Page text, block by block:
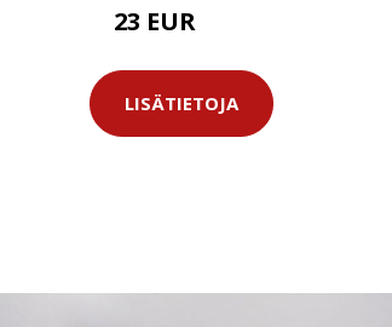
23 EUR
LISÄTIETOJA